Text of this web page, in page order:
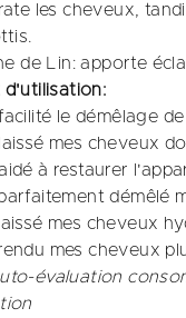
les cheveux,
de Lin: apporte
d'utilisation:
le démêlage
mes cheveux
à restaurer
démêlé
mes cheveux
mes cheveux
évaluation